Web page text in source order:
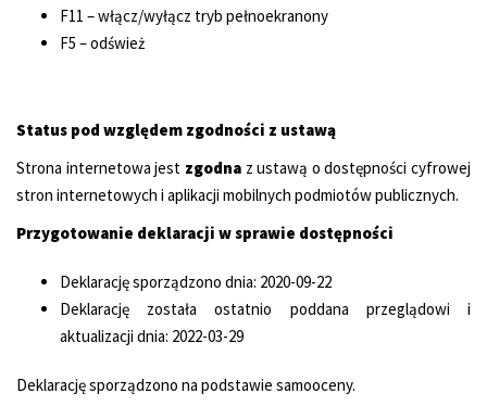
F11 – włącz/wyłącz tryb pełnoekranony
F5 – odśwież
Status pod względem zgodności z ustawą
Strona internetowa jest zgodnaz ustawą o dostępności cyfrowej
stron internetowych i aplikacji mobilnych podmiotów publicznych.
Przygotowanie deklaracji w sprawie dostępności
Deklarację sporządzono dnia: 2020-09-22
Deklarację została ostatnio poddana przeglądowi i
aktualizacji dnia: 2022-03-29
Deklarację sporządzono na podstawie samooceny.